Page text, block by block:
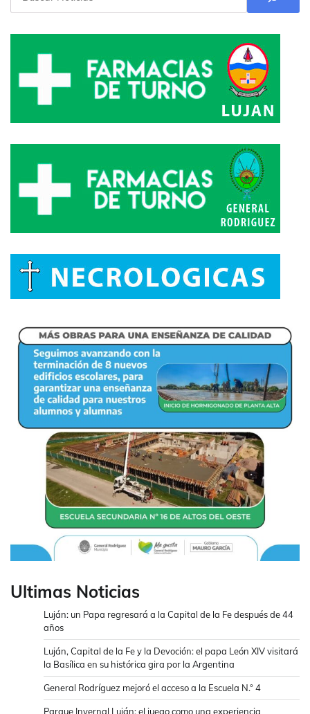
Ultimas Noticias
Luján: un Papa regresará a la Capital de la Fe después de 44
años
Luján, Capital de la Fe y la Devoción: el papa León XIV visitará
la Basílica en su histórica gira por la Argentina
General Rodríguez mejoró el acceso a la Escuela N.° 4
Parque Invernal Luján: el juego como una experiencia